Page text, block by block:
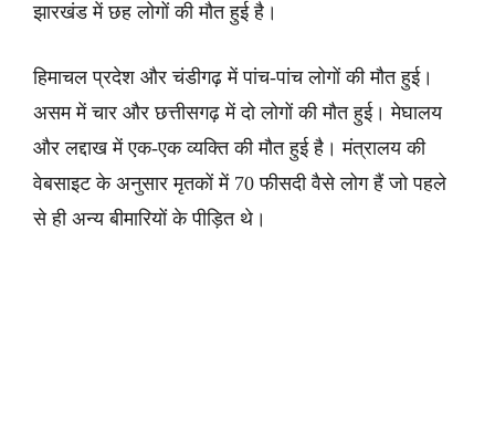
झारखंड में छह लोगों की मौत हुई है।
हिमाचल प्रदेश और चंडीगढ़ में पांच-पांच लोगों की मौत हुई।
असम में चार और छत्तीसगढ़ में दो लोगों की मौत हुई। मेघालय
और लद्दाख में एक-एक व्यक्ति की मौत हुई है। मंत्रालय की
वेबसाइट के अनुसार मृतकों में 70 फीसदी वैसे लोग हैं जो पहले
से ही अन्य बीमारियों के पीड़ित थे।